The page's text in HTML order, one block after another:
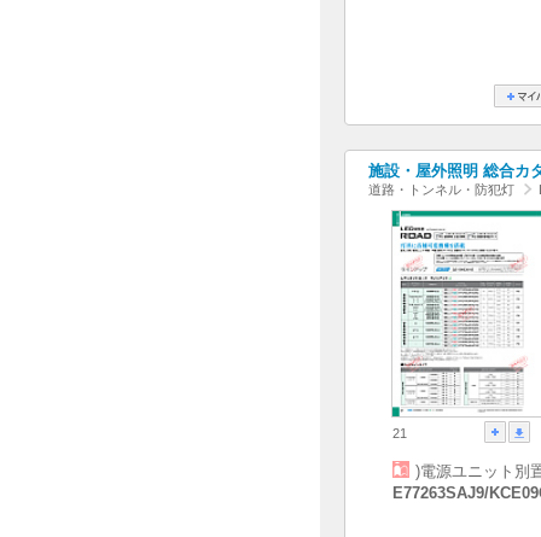
施設・屋外照明 総合カ
道路・トンネル・防犯灯
21
)電源ユニット別
E77263SAJ9/